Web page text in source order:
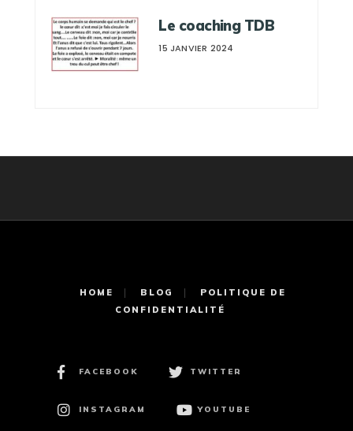
Le coaching TDB
15 JANVIER 2024
HOME BLOG
POLITIQUE DE
CONFIDENTIALITÉ
FACEBOOK TWITTER
INSTAGRAM YOUTUBE